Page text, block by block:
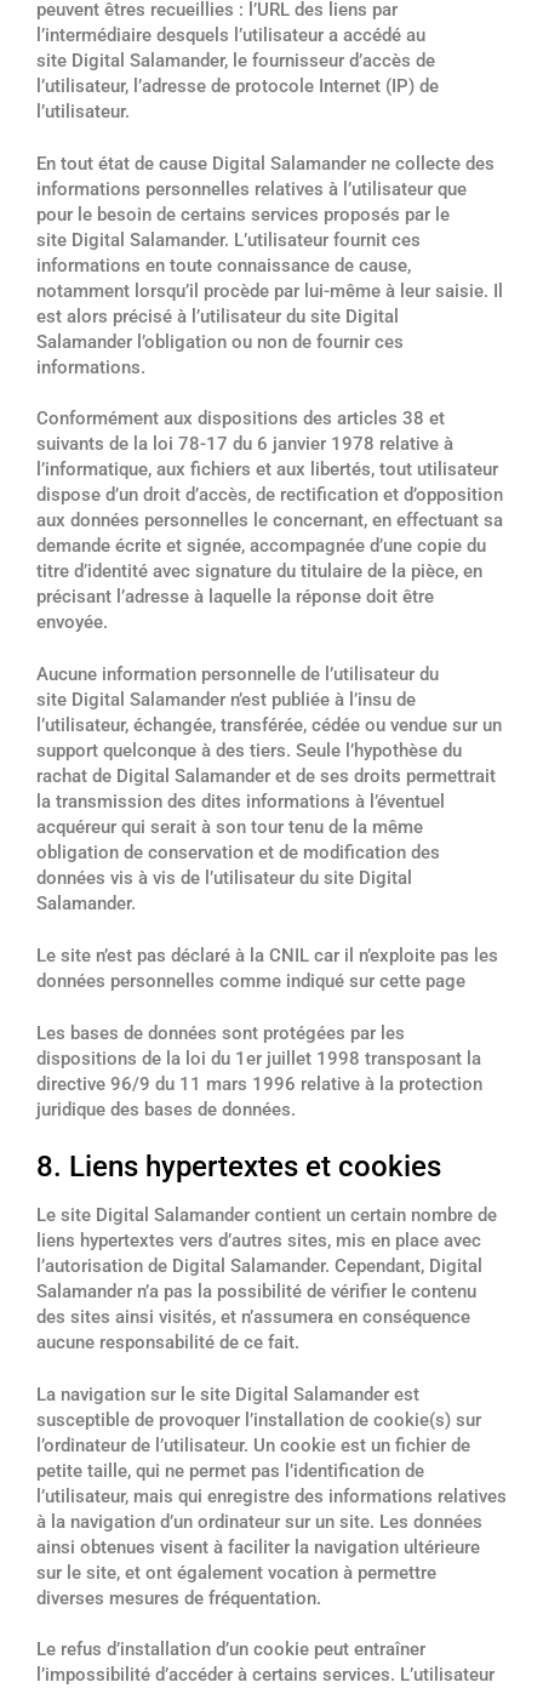
peuvent êtres recueillies : l’URL des liens par
l’intermédiaire desquels l’utilisateur a accédé au
site Digital Salamander, le fournisseur d’accès de
l’utilisateur, l’adresse de protocole Internet (IP) de
l’utilisateur.
En tout état de cause Digital Salamander ne collecte des
informations personnelles relatives à l’utilisateur que
pour le besoin de certains services proposés par le
site Digital Salamander. L’utilisateur fournit ces
informations en toute connaissance de cause,
notamment lorsqu’il procède par lui-même à leur saisie. Il
est alors précisé à l’utilisateur du site Digital
Salamander l’obligation ou non de fournir ces
informations.
Conformément aux dispositions des articles 38 et
suivants de la loi 78-17 du 6 janvier 1978 relative à
l’informatique, aux fichiers et aux libertés, tout utilisateur
dispose d’un droit d’accès, de rectification et d’opposition
aux données personnelles le concernant, en effectuant sa
demande écrite et signée, accompagnée d’une copie du
titre d’identité avec signature du titulaire de la pièce, en
précisant l’adresse à laquelle la réponse doit être
envoyée.
Aucune information personnelle de l’utilisateur du
site Digital Salamander n’est publiée à l’insu de
l’utilisateur, échangée, transférée, cédée ou vendue sur un
support quelconque à des tiers. Seule l’hypothèse du
rachat de Digital Salamander et de ses droits permettrait
la transmission des dites informations à l’éventuel
acquéreur qui serait à son tour tenu de la même
obligation de conservation et de modification des
données vis à vis de l’utilisateur du site Digital
Salamander.
Le site n’est pas déclaré à la CNIL car il n’exploite pas les
données personnelles comme indiqué sur cette page
Les bases de données sont protégées par les
dispositions de la loi du 1er juillet 1998 transposant la
directive 96/9 du 11 mars 1996 relative à la protection
juridique des bases de données.
8. Liens hypertextes et cookies
Le site Digital Salamander contient un certain nombre de
liens hypertextes vers d’autres sites, mis en place avec
l’autorisation de Digital Salamander. Cependant, Digital
Salamander n’a pas la possibilité de vérifier le contenu
des sites ainsi visités, et n’assumera en conséquence
aucune responsabilité de ce fait.
La navigation sur le site Digital Salamander est
susceptible de provoquer l’installation de cookie(s) sur
l’ordinateur de l’utilisateur. Un cookie est un fichier de
petite taille, qui ne permet pas l’identification de
l’utilisateur, mais qui enregistre des informations relatives
à la navigation d’un ordinateur sur un site. Les données
ainsi obtenues visent à faciliter la navigation ultérieure
sur le site, et ont également vocation à permettre
diverses mesures de fréquentation.
Le refus d’installation d’un cookie peut entraîner
l’impossibilité d’accéder à certains services. L’utilisateur